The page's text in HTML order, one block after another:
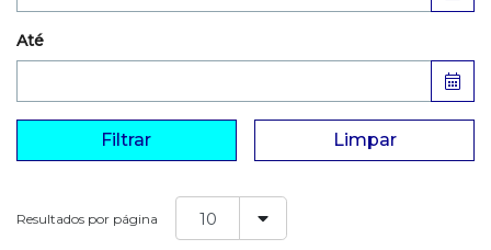
Até
Filtrar Limpar
Resultados por página